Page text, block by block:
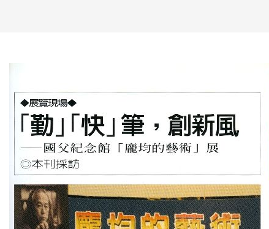
，雖然其父母皆為藝術家，但他們並不教他畫畫，而是以言教來